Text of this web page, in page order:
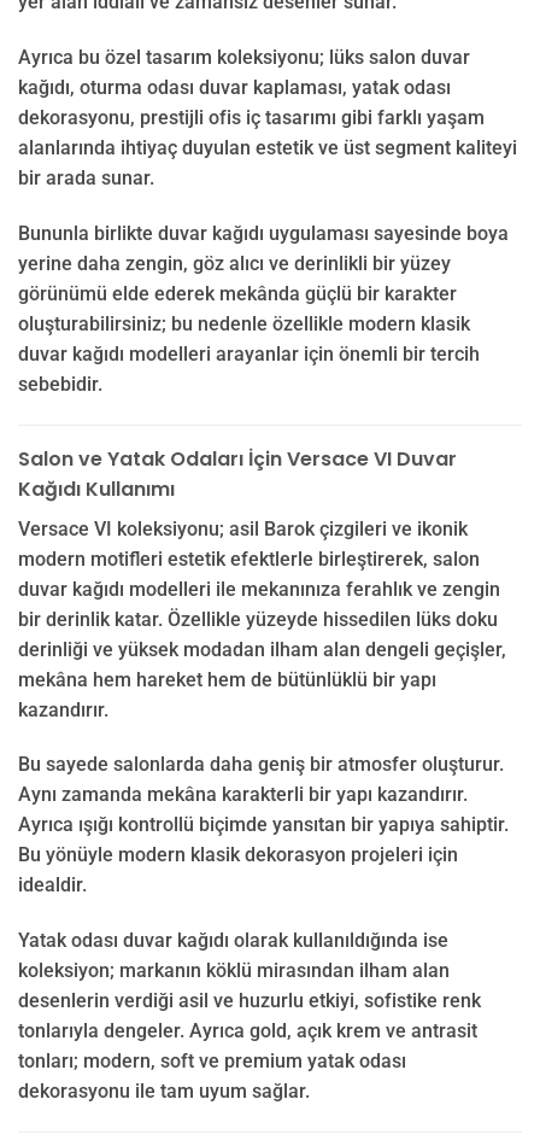
Ayrıca bu özel tasarım koleksiyonu; lüks salon duvar
kağıdı, oturma odası duvar kaplaması, yatak odası
dekorasyonu, prestijli ofis iç tasarımı gibi farklı yaşam
alanlarında ihtiyaç duyulan estetik ve üst segment kaliteyi
bir arada sunar.
Bununla birlikte duvar kağıdı uygulaması sayesinde boya
yerine daha zengin, göz alıcı ve derinlikli bir yüzey
görünümü elde ederek mekânda güçlü bir karakter
oluşturabilirsiniz; bu nedenle özellikle modern klasik
duvar kağıdı modelleri arayanlar için önemli bir tercih
sebebidir.
Salon ve Yatak Odaları İçin Versace VI Duvar
Kağıdı Kullanımı
Versace VI koleksiyonu; asil Barok çizgileri ve ikonik
modern motifleri estetik efektlerle birleştirerek, salon
duvar kağıdı modelleri ile mekanınıza ferahlık ve zengin
bir derinlik katar. Özellikle yüzeyde hissedilen lüks doku
derinliği ve yüksek modadan ilham alan dengeli geçişler,
mekâna hem hareket hem de bütünlüklü bir yapı
kazandırır.
Bu sayede salonlarda daha geniş bir atmosfer oluşturur.
Aynı zamanda mekâna karakterli bir yapı kazandırır.
Ayrıca ışığı kontrollü biçimde yansıtan bir yapıya sahiptir.
Bu yönüyle modern klasik dekorasyon projeleri için
idealdir.
Yatak odası duvar kağıdı olarak kullanıldığında ise
koleksiyon; markanın köklü mirasından ilham alan
desenlerin verdiği asil ve huzurlu etkiyi, sofistike renk
tonlarıyla dengeler. Ayrıca gold, açık krem ve antrasit
tonları; modern, soft ve premium yatak odası
dekorasyonu ile tam uyum sağlar.